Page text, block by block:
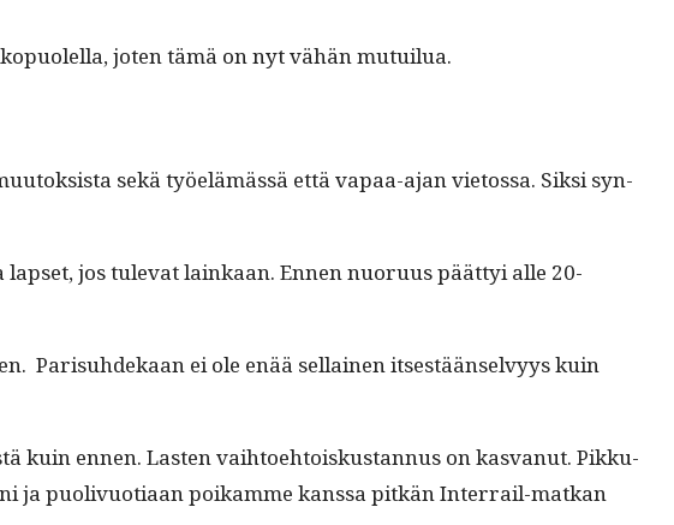
joten tämä on nyt vähän mutuilua.
sekä työelämässä että vapaa-ajan vietossa. Sik­si syn­
jos tule­vat lainkaan. Ennen nuoru­us päät­tyi alle 20-
Parisuhdekaan ei ole enää sel­l­ainen itses­tään­selvyys kuin
kuin ennen. Las­ten vai­h­toe­htoiskus­tan­nus on kas­vanut. Pikku­
ja puo­livuo­ti­aan poikamme kanssa pitkän Inter­rail-matkan